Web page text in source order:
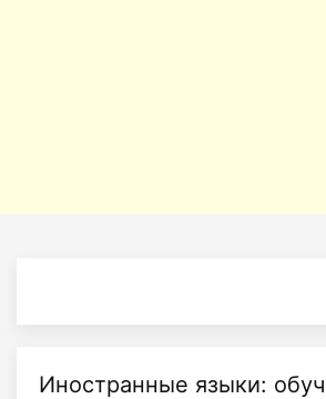
Иностранные языки: